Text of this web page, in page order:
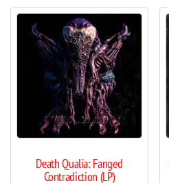
Death Qualia: Fanged
Contradiction (LP)